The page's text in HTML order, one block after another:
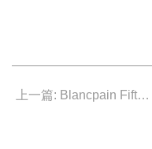
上一篇: Blancpain Fifty Fathoms 最新「漸變沙漠色」